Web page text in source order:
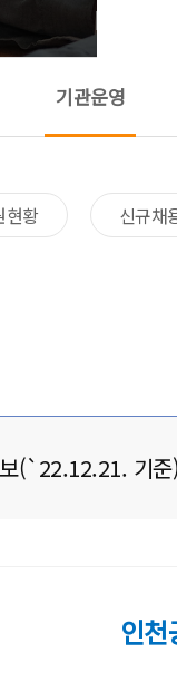
기관운영
현황​ 신규채
(`22.12.21. 기준)
인